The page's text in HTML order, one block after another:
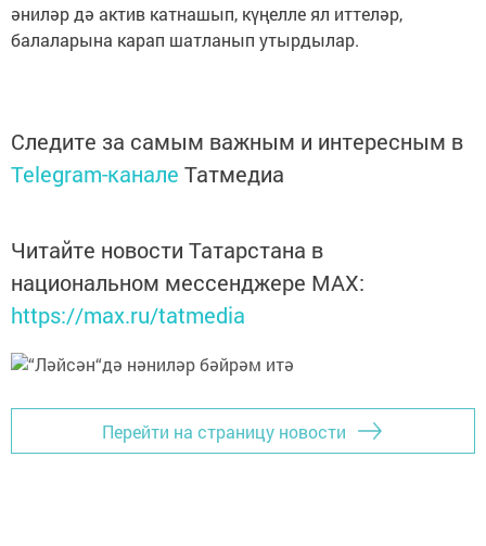
әниләр дә актив катнашып, күңелле ял иттеләр,
балаларына карап шатланып утырдылар.
Следите за самым важным и интересным в
Telegram-канале Татмедиа
Читайте новости Татарстана в
национальном мессенджере MАХ:
https://max.ru/tatmedia
Перейти на страницу новости